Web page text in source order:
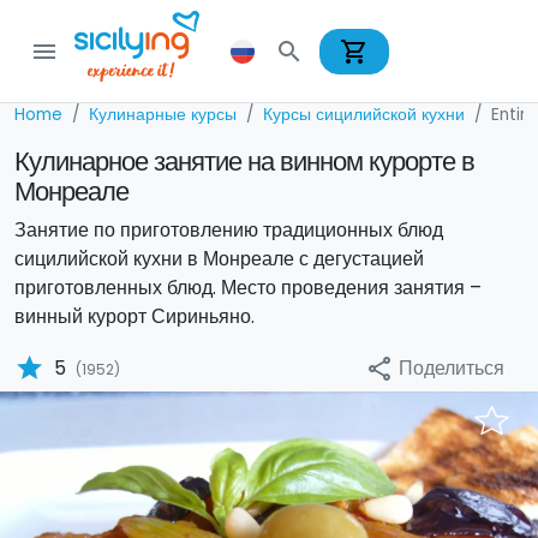
menu search shopping_cart
Home Кулинарные курсы Курсы сицилийской кухни
Кулинарное занятие на винном курорте в
Монреале
Занятие по приготовлению традиционных блюд
сицилийской кухни в Монреале с дегустацией
приготовленных блюд. Место проведения занятия –
винный курорт Сириньяно.
star 5 (1952) share Поделиться